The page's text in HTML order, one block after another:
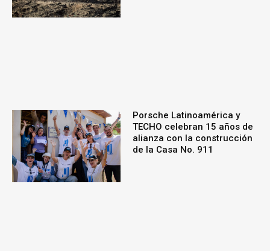
Porsche Latinoamérica y
TECHO celebran 15 años de
alianza con la construcción
de la Casa No. 911